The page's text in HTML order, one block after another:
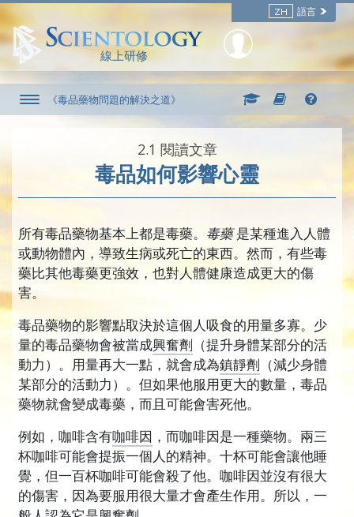
ZH 語言
線上研修
《毒品藥物問題的解決之道》
2.‎1 閱讀文章
毒品如何影響心靈
所有毒品藥物基本上都是毒藥。 毒藥是某種進入人體
或動物體內，導致生病或死亡的東西。然而，有些毒
藥比其他毒藥更強效，也對人體健康造成更大的傷
害。
毒品藥物的影響點取決於這個人吸食的用量多寡。少
量的毒品藥物會被當成興奮劑 （提升身體某部分的活
動力）。用量再大一點，就會成為鎮靜劑 （減少身體
某部分的活動力）。但如果他服用更大的數量，毒品
藥物就會變成毒藥，而且可能會害死他。
例如，咖啡含有咖啡因 ，而咖啡因是一種藥物。兩三
杯咖啡可能會提振一個人的精神。十杯可能會讓他睡
覺，但一百杯咖啡可能會殺了他。咖啡因並沒有很大
的傷害，因為要服用很大量才會產生作用。所以，一